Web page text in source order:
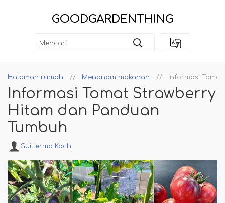
GOODGARDENTHING
Halaman rumah Menanam makanan Informasi
Informasi Tomat Strawberry
Hitam dan Panduan
Tumbuh
Guillermo Koch